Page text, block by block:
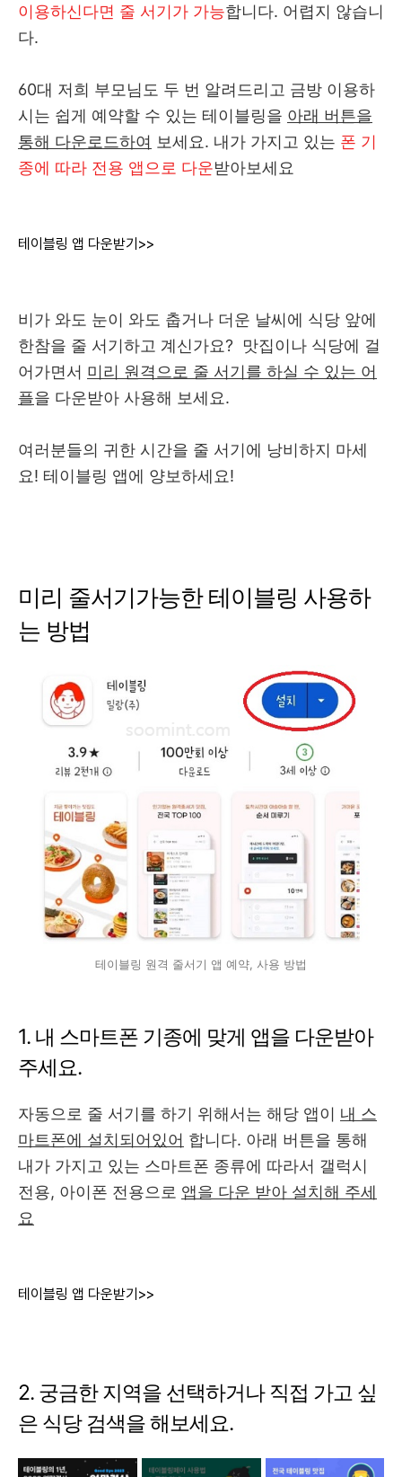
이용하신다면 줄 서기가 가능합니다. 어렵지 않습니
다.
60대 저희 부모님도 두 번 알려드리고 금방 이용하
시는 쉽게 예약할 수 있는 테이블링을 아래 버튼을
통해 다운로드하여 보세요. 내가 가지고 있는 폰 기
종에 따라 전용 앱으로 다운받아보세요
테이블링 앱 다운받기>>
비가 와도 눈이 와도 춥거나 더운 날씨에 식당 앞에
한참을 줄 서기하고 계신가요? 맛집이나 식당에 걸
어가면서 미리 원격으로 줄 서기를 하실 수 있는 어
플을 다운받아 사용해 보세요.
여러분들의 귀한 시간을 줄 서기에 낭비하지 마세
요! 테이블링 앱에 양보하세요!
미리 줄서기가능한 테이블링 사용하
는 방법
테이블링 원격 줄서기 앱 예약, 사용 방법
1. 내 스마트폰 기종에 맞게 앱을 다운받아
주세요.
자동으로 줄 서기를 하기 위해서는 해당 앱이 내 스
마트폰에 설치되어있어 합니다. 아래 버튼을 통해
내가 가지고 있는 스마트폰 종류에 따라서 갤럭시
전용, 아이폰 전용으로 앱을 다운 받아 설치해 주세
요
테이블링 앱 다운받기>>
2. 궁금한 지역을 선택하거나 직접 가고 싶
은 식당 검색을 해보세요.